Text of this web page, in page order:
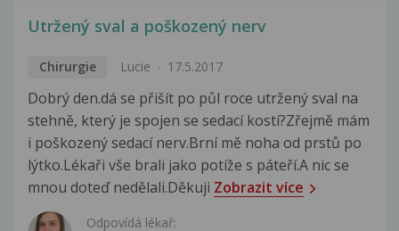
Utržený sval a poškozený nerv
Chirurgie Lucie 17.5.2017
Dobrý den.dá se přišít po půl roce utržený sval na
stehně, který je spojen se sedací kostí?Zřejmě mám
i poškozený sedací nerv.Brní mě noha od prstů po
lýtko.Lékaři vše brali jako potíže s páteří.A nic se
mnou doteď nedělali.Děkuji Zobrazit více
Odpovídá lékař: